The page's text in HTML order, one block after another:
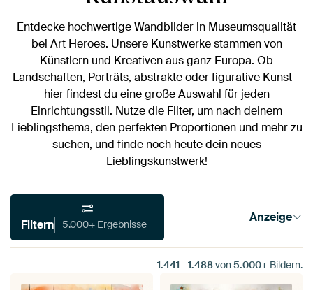
Entdecke hochwertige Wandbilder in Museumsqualität
bei Art Heroes. Unsere Kunstwerke stammen von
Künstlern und Kreativen aus ganz Europa. Ob
Landschaften, Porträts, abstrakte oder figurative Kunst –
hier findest du eine große Auswahl für jeden
Einrichtungsstil. Nutze die Filter, um nach deinem
Lieblingsthema, den perfekten Proportionen und mehr zu
suchen, und finde noch heute dein neues
Lieblingskunstwerk!
Filtern 5.000+ Ergebnisse Anzeige
1.441 - 1.488von5.000+ Bildern.